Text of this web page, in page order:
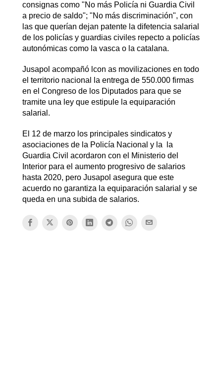
consignas como "No más Policía ni Guardia Civil
a precio de saldo"; "No más discriminación", con
las que querían dejan patente la difetencia salarial
de los policías y guardias civiles repecto a policías
autonómicas como la vasca o la catalana.
Jusapol acompañó lcon as movilizaciones en todo
el territorio nacional la entrega de 550.000 firmas
en el Congreso de los Diputados para que se
tramite una ley que estipule la equiparación
salarial.
El 12 de marzo los principales sindicatos y
asociaciones de la Policía Nacional y la la
Guardia Civil acordaron con el Ministerio del
Interior para el aumento progresivo de salarios
hasta 2020, pero Jusapol asegura que este
acuerdo no garantiza la equiparación salarial y se
queda en una subida de salarios.